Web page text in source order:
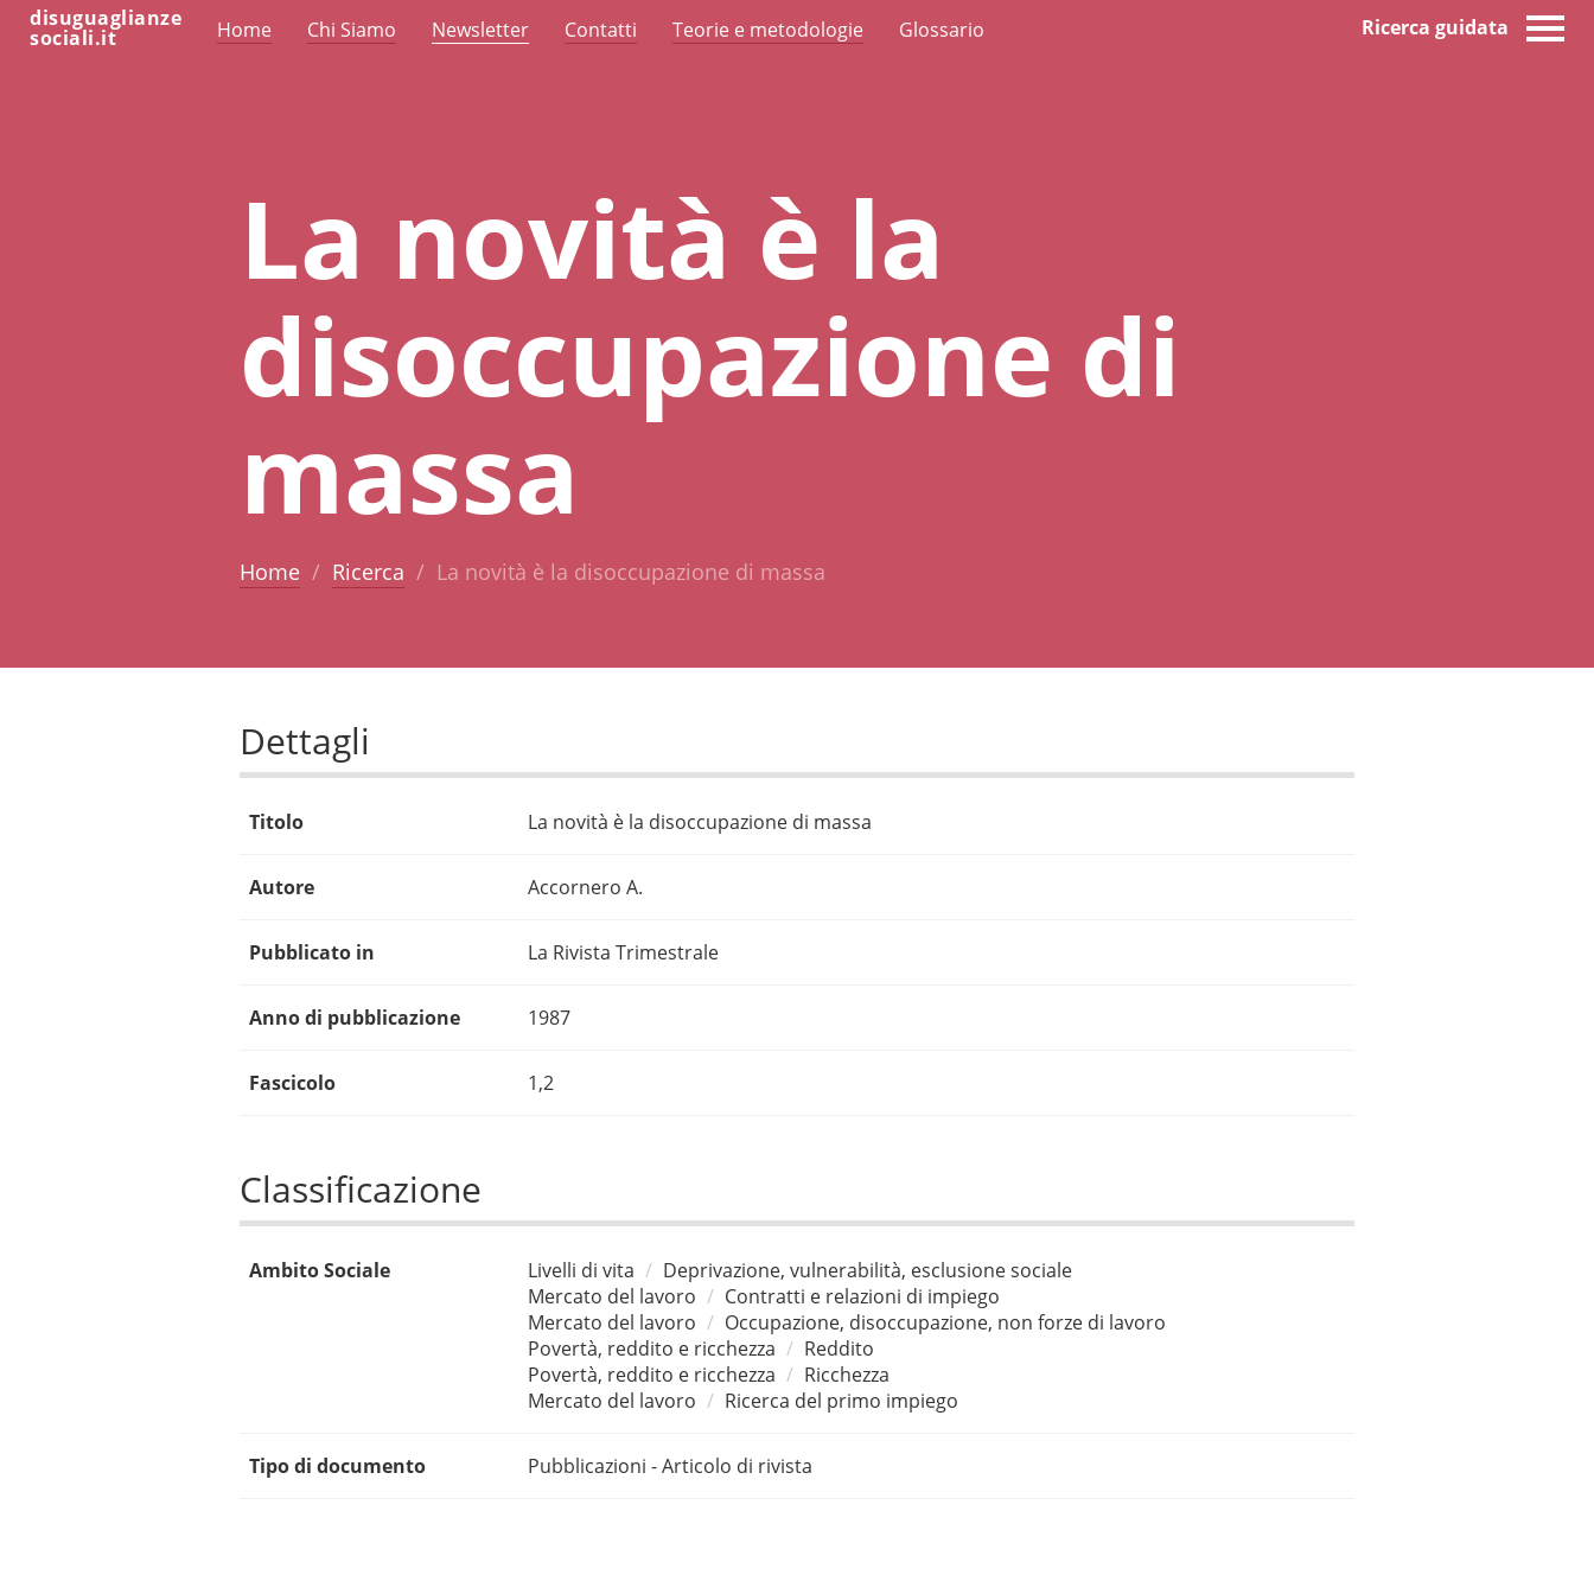
disuguaglianze
sociali.it Home Chi Siamo Newsletter Contatti Teorie e metodologie Glossario Ricerca guidata
La novità è la
disoccupazione di
massa
Home Ricerca La novità è la disoccupazione di massa
Dettagli
Titolo La novità è la disoccupazione di massa
Autore Accornero A.
Pubblicato in La Rivista Trimestrale
Anno di pubblicazione 1987
Fascicolo 1,2
Classificazione
Ambito Sociale Livelli di vita
Deprivazione, vulnerabilità, esclusione sociale
Mercato del lavoro
Contratti e relazioni di impiego
Mercato del lavoro
Occupazione, disoccupazione, non forze di lavoro
Povertà, reddito e ricchezza
Reddito
Povertà, reddito e ricchezza
Ricchezza
Mercato del lavoro
Ricerca del primo impiego
Tipo di documento Pubblicazioni - Articolo di rivista